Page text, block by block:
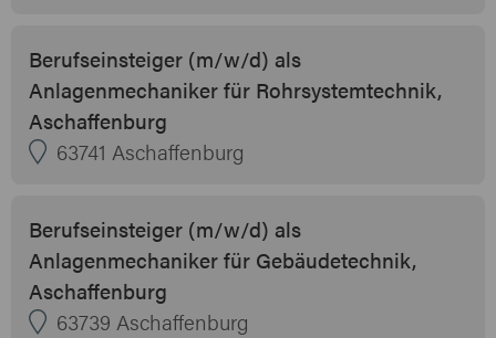
Berufseinsteiger (m/w/d) als
Anlagenmechaniker für Rohrsystemtechnik,
Aschaffenburg
63741 Aschaffenburg
Berufseinsteiger (m/w/d) als
Anlagenmechaniker für Gebäudetechnik,
Aschaffenburg
63739 Aschaffenburg